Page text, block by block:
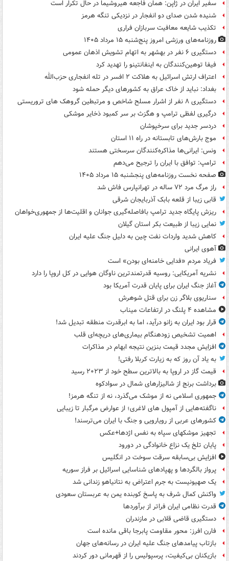
سفیر ایران در ژاپن: همان فاجعه هیروشیما در حال تکرار است
شنیده شدن صدای دو انفجار در نزدیکی تنگه هرمز
تکذیب شایعه معافیت سربازان فراری
روزنامه‌های ورزشی امروز پنج‌شنبه ۱۵ مرداد ۱۴۰۵
دستگیری ۶ نفر در بهشهر به اتهام تشویش اذهان عمومی
فیفا توهین‌کنندگان به اینفانتینو را تهدید کرد
اعتراف ارتش اسرائیل به هلاکت ۲ افسر در تله انفجاری حزب‌الله
بغداد: نباید از خاک عراق به کشورهای دیگر حمله شود
دستگیری ۸ نفر از اشرار مسلح شاخص و مرتبطین گروهک های تروریستی
درگیری لفظی ترامپ و هگزث بر سر کمبود ذخایر موشکی
دردسر جدید برای سرخپوشان
موج بارش‌های تابستانه در راه ۱۱ استان
ونس: ایرانی‌ها مذاکره‌کنندگان سرسختی هستند
ترامپ: توافق با ایران را ترجیح می‌دهم
صفحه نخست روزنامه‌های پنجشنبه ۱۵ مرداد ۱۴۰۵
راز مرگ مرد ۷۲ ساله در تهرانپارس فاش شد
قابی زیبا از قلعه بابک آذربایجان شرقی
ریزش پایگاه جدید ترامپ بافاصله‌گیری جوانان و اقلیت‌ها از جمهوری‌خواهان
نمایی زیبا از طبیعت بکر استان گیلان
کاهش شدید واردات نفت چین به دلیل جنگ علیه ایران
آهوی ایرانی
فریاد مردم «فدایی خامنه‌ای بودن» است
نشریه آمریکایی: روسیه قدرتمندترین ناوگان هوایی در کل اروپا را دارد
آغاز جنگ ایران برای پایان قدرت آمریکا بود
سناریوی بلاگر زن برای قتل شوهرش
مشاهده ۴ پلنگ در ارتفاعات میناب
قرار بود ایران به زانو درآید، اما به ابرقدرت منطقه تبدیل شد!
اهمیت تشخیص زودهنگام بیماری‌های دریچه‌ای قلب
افزایش مجدد قیمت بنزین نتیجه ابهام در مذاکرات
به یاد آن روز که به زیارت کربلا رفتی!
قیمت گاز در اروپا به بالاترین سطح خود از ۲۰۲۳ رسید
برداشت برنج از شالیزارهای شمال در سوادکوه
جمهوری اسلامی نه از موشک می‌گذرد، نه از تنگه هرمز!
ناگفته‌هایی از آمپول های لاغری؛ از عوارض مرگبار تا زیبایی
کشورهای عربی از رویارویی و جنگ با ایران می‌ترسند!
تجهیز موشکهای سپاه به نفس اژدها+عکس
پایان تلخ یک نزاع خانوادگی در دورود
افزایش بی‌سابقه سرقت سوخت در انگلیس
پرواز بالگردها و پهپادهای شناسایی اسرائیل بر فراز سوریه
یک صهیونیست به جرم اعتراض به نتانیاهو زندانی شد
واکنش کمال شرف به پاسخ کوبنده یمن به عربستان سعودی
قدرت نظامی ایران فراتر از برآوردها
دستگیری قاضی قلابی در مازندران
فارن افرز: محور مقاومت پابرجا باقی مانده است
بازتاب پیامدهای جنگ علیه ایران در رسانه‌های جهان
بازیکنان بی‌کیفیت، پرسپولیس را از قهرمانی دور کردند